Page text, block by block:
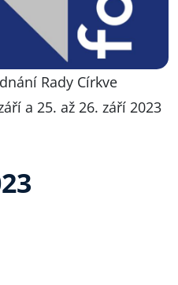
Rady Církve
a 25. až 26. září 2023